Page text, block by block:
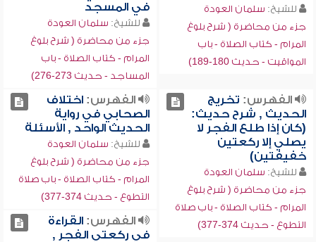
للشيخ: سلمان العودة
جزء من محاضرة ( شرح بلوغ
المرام - كتاب الصلاة - باب
المواقيت - حديث 180-189)
في المسجد
للشيخ: سلمان العودة
جزء من محاضرة ( شرح بلوغ
المرام - كتاب الصلاة - باب
المساجد - حديث 273-276)
الفهرس: تخريج
الحديث , شرح حديث:
(كان إذا طلع الفجر لا
يصلي إلا ركعتين
خفيفتين)
للشيخ: سلمان العودة
جزء من محاضرة ( شرح بلوغ
المرام - كتاب الصلاة - باب صلاة
التطوع - حديث 374-377)
الفهرس:اختلاف
الصحابي في رواية
الحديث الواحد , الأسئلة
للشيخ: سلمان العودة
جزء من محاضرة ( شرح بلوغ
المرام - كتاب الصلاة - باب صلاة
التطوع - حديث 374-377)
الفهرس:القراءة
في ركعتي الفجر ,